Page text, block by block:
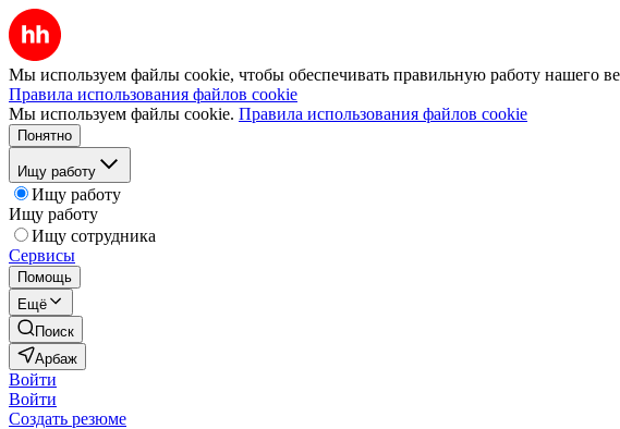
Мы используем файлы cookie, чтобы обеспечивать правильную работу нашего
Правила использования файлов cookie
Мы используем файлы cookie. Правила использования файлов cookie
Понятно
Ищу работу
Ищу работу
Ищу работу
Ищу сотрудника
Сервисы
Помощь
Ещё
Поиск
Арбаж
Войти
Войти
Создать резюме